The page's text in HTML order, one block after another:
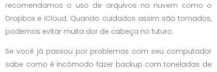
recomendamos o uso de arquivos na nuvem como o
Dropbox e iCloud. Quando cuidados assim são tomados,
podemos evitar muita dor de cabeça no futuro.
Se você já passou por problemas com seu computador
sabe como é incômodo fazer backup com toneladas de